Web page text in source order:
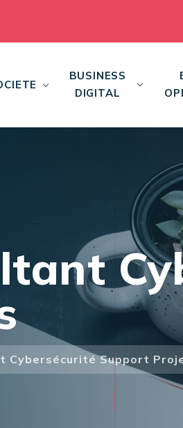
BUSINESS
DIGITAL
Cybersécurité Support